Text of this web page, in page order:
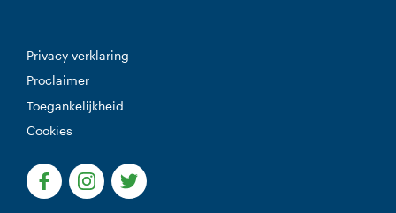
Privacy verklaring
Proclaimer
Toegankelijkheid
Cookies
(Deze link gaat naar een externe website)
(Deze link gaat naar een externe website)
(Deze link gaat naar een externe